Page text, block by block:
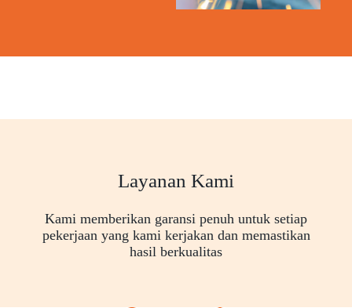
Layanan Kami
Kami memberikan garansi penuh untuk setiap
pekerjaan yang kami kerjakan dan memastikan
hasil berkualitas